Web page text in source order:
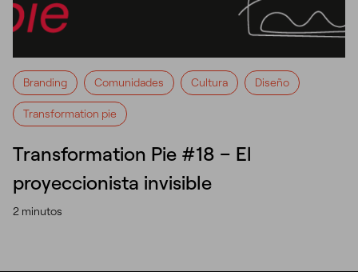
Branding Comunidades Cultura Diseño
Transformation pie
Transformation Pie #18 – El
proyeccionista invisible
2 minutos